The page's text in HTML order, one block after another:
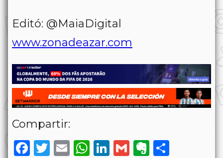
Editó: @MaiaDigital
www.zonadeazar.com
Compartir:
Facebook
Twitter
EmailWhatsApp
LinkedIn
GmailEvernote